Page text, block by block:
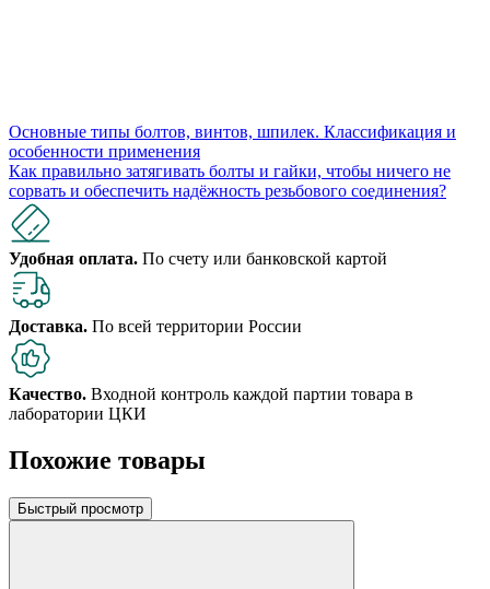
Основные типы болтов, винтов, шпилек. Классификация и
особенности применения
Как правильно затягивать болты и гайки, чтобы ничего не
сорвать и обеспечить надёжность резьбового соединения?
Удобная оплата. По счету или банковской картой
Доставка. По всей территории России
Качество. Входной контроль каждой партии товара в
лаборатории ЦКИ
Похожие товары
Быстрый просмотр